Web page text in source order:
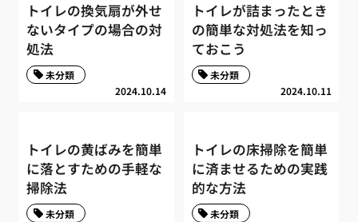
トイレの換気扇が外せ
ないタイプの場合の対
処法
2024.10.14
未分類
トイレが詰まったとき
の簡単な対処法を知っ
ておこう
2024.10.11
未分類
トイレの黄ばみを簡単
に落とすための手軽な
掃除法
未分類
トイレの床掃除を簡単
に済ませるための実践
的な方法
未分類